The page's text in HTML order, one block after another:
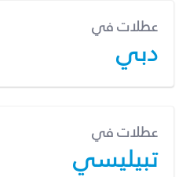
عطلات في
دبي
عطلات في
تبيليسي